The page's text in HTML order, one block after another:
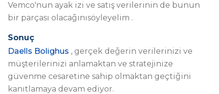
Vemco'nun ayak izi ve satış verilerinin de bunun
bir parçası olacağınısöyleyelim .
Sonuç
Daells Bolighus , gerçek değerin verilerinizi ve
müşterilerinizi anlamaktan ve stratejinize
güvenme cesaretine sahip olmaktan geçtiğini
kanıtlamaya devam ediyor.